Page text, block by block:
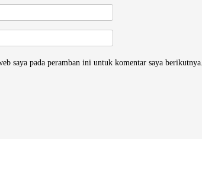
saya pada peramban ini untuk komentar saya berikutnya.